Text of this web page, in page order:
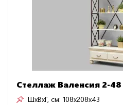
Стеллаж Валенсия 2-48
ШxВxГ, см: 108x208x43